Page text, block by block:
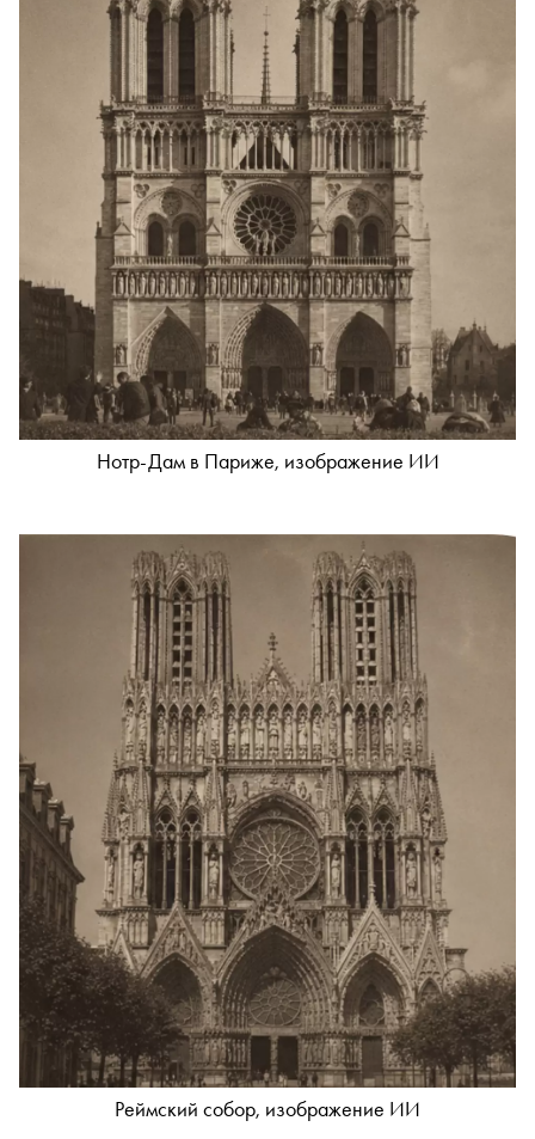
Нотр-Дам в Париже, изображение ИИ
Реймский собор, изображение ИИ